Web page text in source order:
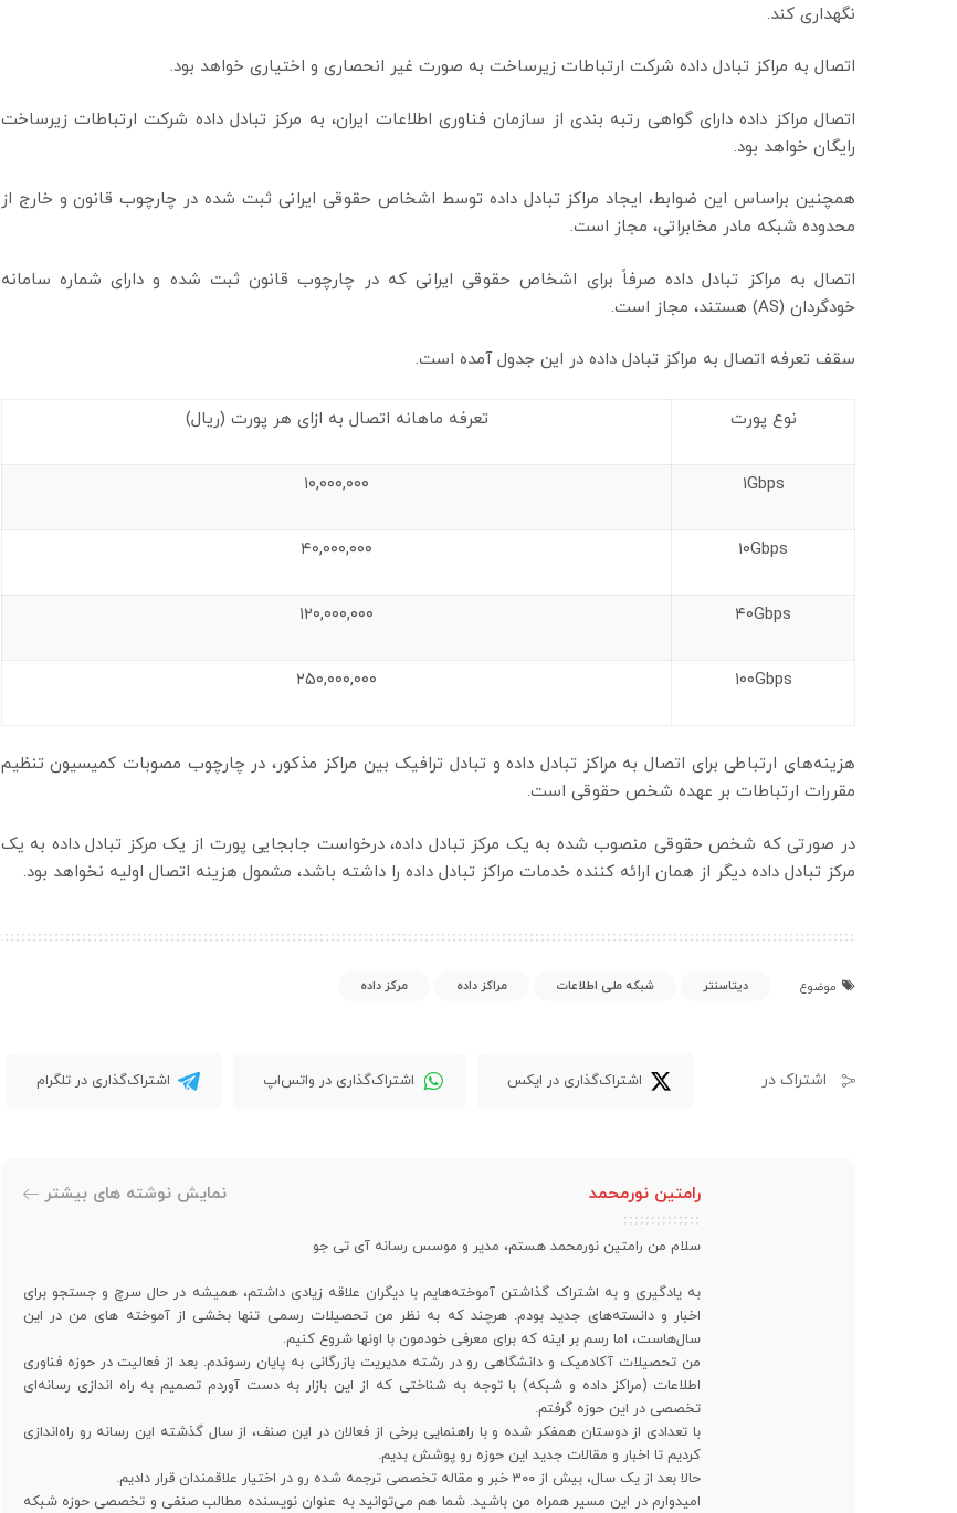
نگهداری کند.
اتصال به مراکز تبادل داده شرکت ارتباطات زیرساخت به صورت غیر انحصاری و اختیاری خواهد بود.
اتصال مراکز داده دارای گواهی رتبه بندی از سازمان فناوری اطلاعات ایران، به مرکز تبادل داده شرکت ارتباطات زیرساخت
رایگان خواهد بود.
همچنین براساس این ضوابط، ایجاد مراکز تبادل داده توسط اشخاص حقوقی ایرانی ثبت شده در چارچوب قانون و خارج از
محدوده شبکه مادر مخابراتی، مجاز است.
اتصال به مراکز تبادل داده صرفاً برای اشخاص حقوقی ایرانی که در چارچوب قانون ثبت شده و دارای شماره سامانه
خودگردان (AS) هستند، مجاز است.
سقف تعرفه اتصال به مراکز تبادل داده در این جدول آمده است.
نوع پورت تعرفه ماهانه اتصال به ازای هر پورت (ریال)
۱Gbps ۱۰,۰۰۰,۰۰۰
۱۰Gbps ۴۰,۰۰۰,۰۰۰
۴۰Gbps ۱۲۰,۰۰۰,۰۰۰
۱۰۰Gbps ۲۵۰,۰۰۰,۰۰۰
هزینه‌های ارتباطی برای اتصال به مراکز تبادل داده و تبادل ترافیک بین مراکز مذکور، در چارچوب مصوبات کمیسیون تنظیم
مقررات ارتباطات بر عهده شخص حقوقی است.
در صورتی که شخص حقوقی منصوب شده به یک مرکز تبادل داده، درخواست جابجایی پورت از یک مرکز تبادل داده به یک
مرکز تبادل داده دیگر از همان ارائه کننده خدمات مراکز تبادل داده را داشته باشد، مشمول هزینه اتصال اولیه نخواهد بود.
موضوع دیتاسنتر شبکه ملی اطلاعات مراکز داده مرکز داده
اشتراک در اشتراک‌گذاری در ایکس اشتراک‌گذاری در واتس‌اپ اشتراک‌گذاری در تلگرام
رامتین نورمحمد نمایش نوشته های بیشتر
سلام من رامتین نورمحمد هستم، مدیر و موسس رسانه آی تی جو
به یادگیری و به اشتراک گذاشتن آموخته‌هایم با دیگران علاقه زیادی داشتم، همیشه در حال سرچ و جستجو برای
اخبار و دانسته‌های جدید بودم. هرچند که به نظر من تحصیلات رسمی تنها بخشی از آموخته های من در این
سال‌هاست، اما رسم بر اینه که برای معرفی خودمون با اونها شروع کنیم.
من تحصیلات آکادمیک و دانشگاهی رو در رشته مدیریت بازرگانی به پایان رسوندم. بعد از فعالیت در حوزه فناوری
اطلاعات (مراکز داده و شبکه) با توجه به شناختی که از این بازار به دست آوردم تصمیم به راه اندازی رسانه‌ای
تخصصی در این حوزه گرفتم.
با تعدادی از دوستان همفکر شده و با راهنمایی برخی از فعالان در این صنف، از سال گذشته این رسانه رو راه‌اندازی
کردیم تا اخبار و مقالات جدید این حوزه رو پوشش بدیم.
حالا بعد از یک سال، بیش از ۳۰۰ خبر و مقاله تخصصی ترجمه شده رو در اختیار علاقمندان قرار دادیم.
امیدوارم در این مسیر همراه من باشید. شما هم می‌توانید به عنوان نویسنده مطالب صنفی و تخصصی حوزه شبکه